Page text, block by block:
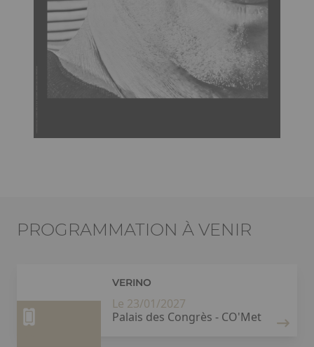
PROGRAMMATION À VENIR
VERINO
Le 23/01/2027
Palais des Congrès - CO'Met